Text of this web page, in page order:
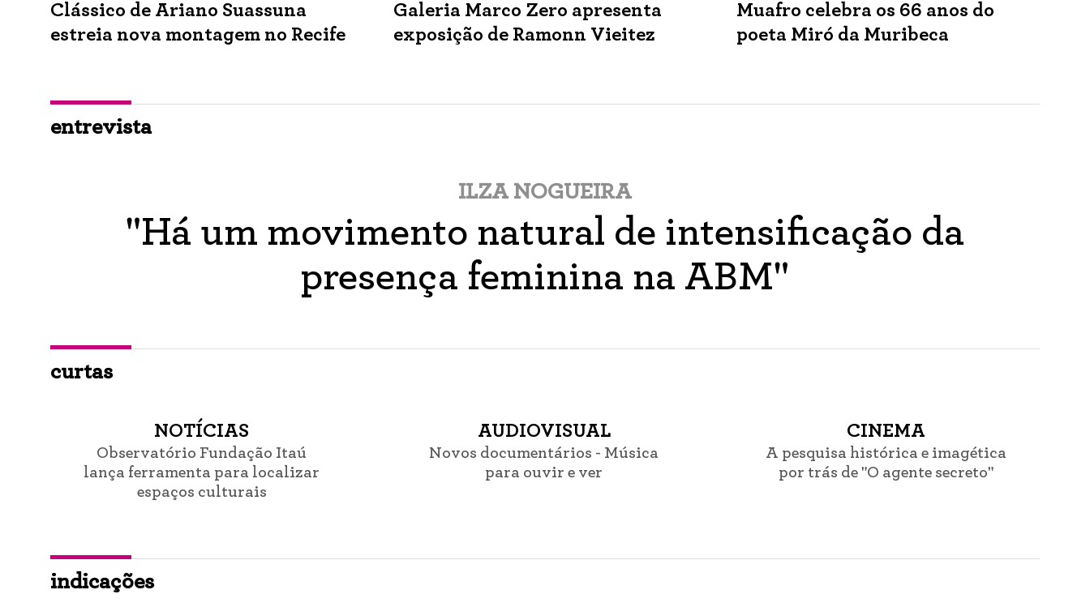
Clássico de Ariano Suassuna
estreia nova montagem no Recife
Galeria Marco Zero apresenta
exposição de Ramonn Vieitez
Muafro celebra os 66 anos do
poeta Miró da Muribeca
entrevista
ILZA NOGUEIRA
"Há um movimento natural de intensificação da
presença feminina na ABM"
curtas
NOTÍCIAS
Observatório Fundação Itaú
lança ferramenta para localizar
espaços culturais
AUDIOVISUAL
Novos documentários - Música
para ouvir e ver
CINEMA
A pesquisa histórica e imagética
por trás de "O agente secreto"
indicações